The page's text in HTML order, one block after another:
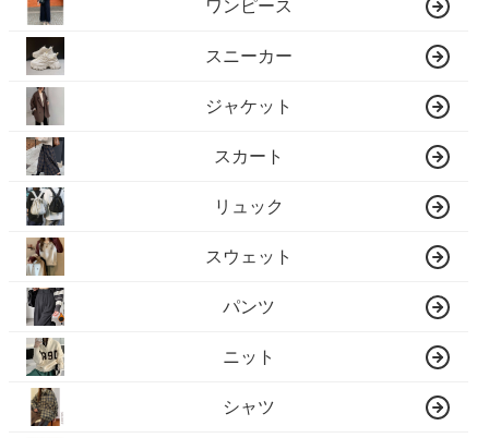
ワンピース
スニーカー
ジャケット
スカート
リュック
スウェット
パンツ
ニット
シャツ